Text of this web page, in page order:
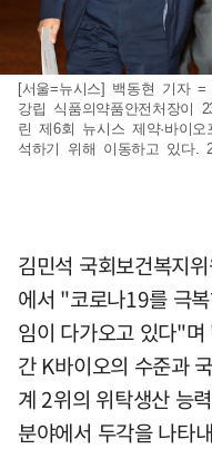
[서울=뉴시스] 백동현 기자 =
강립 식품의약품안전처장이
린 제6회 뉴시스 제약·바이
석하기 위해 이동하고 있다.
김민석 국회보건복지
에서 "코로나19를 극
임이 다가오고 있다"
간 K바이오의 수준과
계 2위의 위탁생산 능
분야에서 두각을 나타